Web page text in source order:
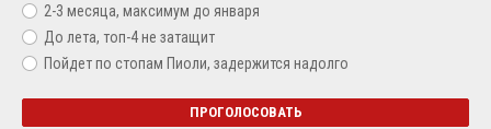
2-3 месяца, максимум до января
До лета, топ-4 не затащит
Пойдет по стопам Пиоли, задержится надолго
ПРОГОЛОСОВАТЬ